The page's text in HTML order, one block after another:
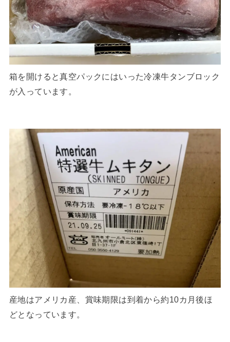
箱を開けると真空パックにはいった冷凍牛タンブロック
が入っています。
産地はアメリカ産、賞味期限は到着から約10カ月後ほ
どとなっています。